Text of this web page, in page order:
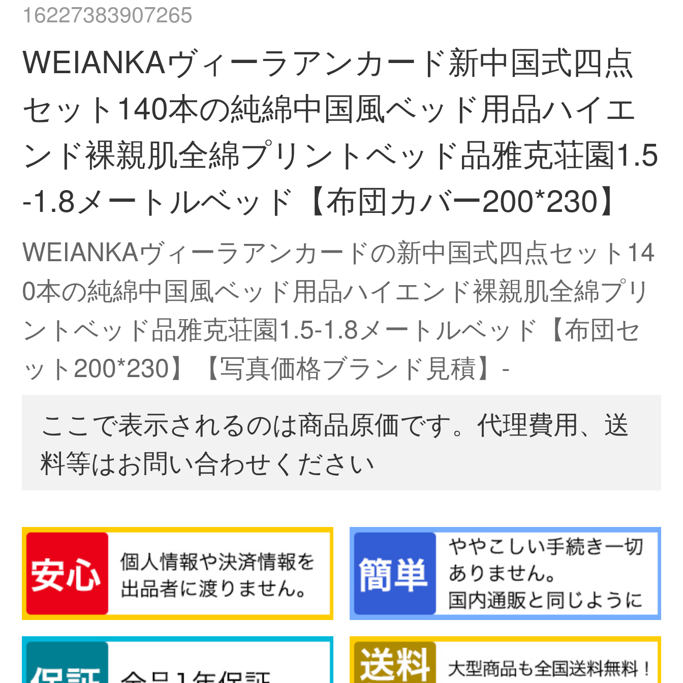
16227383907265
WEIANKAヴィーラアンカード新中国式四点
セット140本の純綿中国風ベッド用品ハイエ
ンド裸親肌全綿プリントベッド品雅克荘園1.5
-1.8メートルベッド【布団カバー200*230】
WEIANKAヴィーラアンカードの新中国式四点セット14
0本の純綿中国風ベッド用品ハイエンド裸親肌全綿プリ
ントベッド品雅克荘園1.5-1.8メートルベッド【布団セ
ット200*230】【写真価格ブランド見積】-
ここで表示されるのは商品原価です。代理費用、送
料等はお問い合わせください